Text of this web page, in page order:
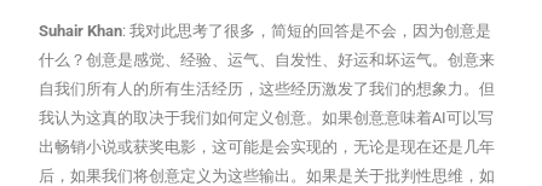
Suhair Khan: 我对此思考了很多，简短的回答是不会，因为创意是
什么？创意是感觉、经验、运气、自发性、好运和坏运气。创意来
自我们所有人的所有生活经历，这些经历激发了我们的想象力。但
我认为这真的取决于我们如何定义创意。如果创意意味着AI可以写
出畅销小说或获奖电影，这可能是会实现的，无论是现在还是几年
后，如果我们将创意定义为这些输出。如果是关于批判性思维，如